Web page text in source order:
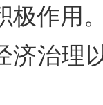
极作用
济治理